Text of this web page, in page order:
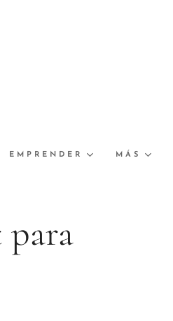
EMPRENDER MÁS